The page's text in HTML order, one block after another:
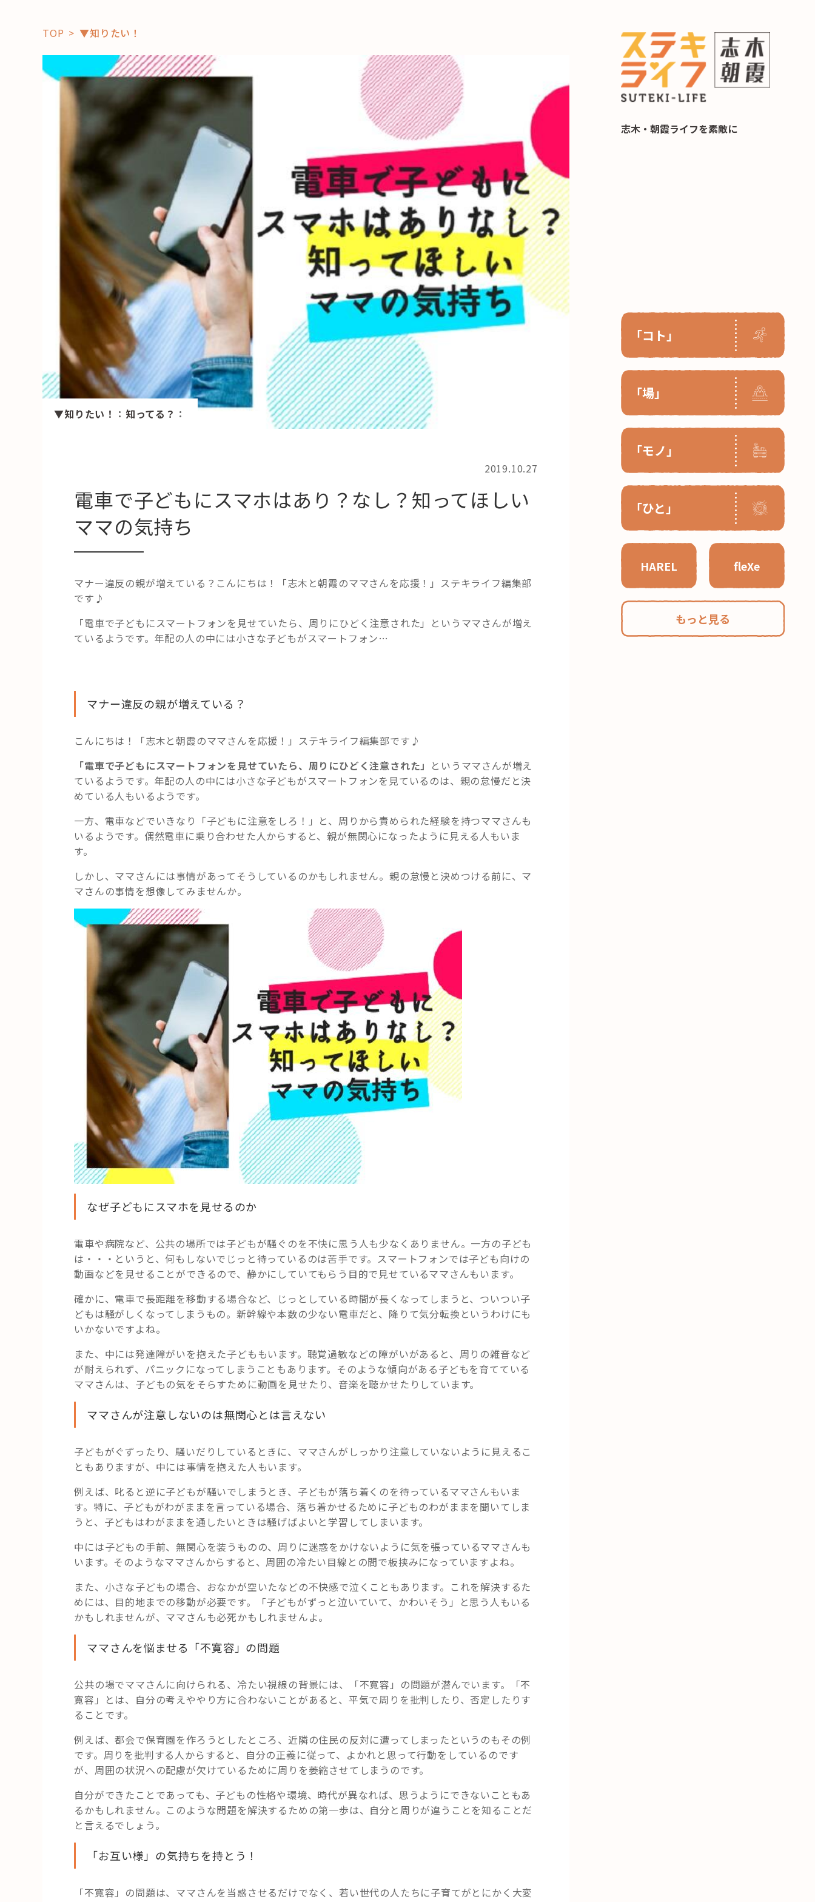
志木・朝霞ライフを素敵に
「コト」
「場」
「モノ」
「ひと」
HAREL fleXe
もっと見る
子育て
暮らし
学び・教育
「場」
HAREL
HAREL
活用事例
「モノ」
fleXe リノベ事例
「ひと」
これからの暮らし 住み替え相談
記事検索
TOP ▼知りたい！
▼知りたい！ ： 知ってる？ ：
2019.10.27
電車で子どもにスマホはあり？なし？知ってほしい
ママの気持ち
マナー違反の親が増えている？こんにちは！「志木と朝霞のママさんを応援！」ステキライフ編集部
です♪
「電車で子どもにスマートフォンを見せていたら、周りにひどく注意された」というママさんが増え
ているようです。年配の人の中には小さな子どもがスマートフォン…
マナー違反の親が増えている？
こんにちは！「志木と朝霞のママさんを応援！」ステキライフ編集部です♪
「電車で子どもにスマートフォンを見せていたら、周りにひどく注意された」 というママさんが増え
ているようです。年配の人の中には小さな子どもがスマートフォンを見ているのは、親の怠慢だと決
めている人もいるようです。
一方、電車などでいきなり「子どもに注意をしろ！」と、周りから責められた経験を持つママさんも
いるようです。偶然電車に乗り合わせた人からすると、親が無関心になったように見える人もいま
す。
しかし、ママさんには事情があってそうしているのかもしれません。親の怠慢と決めつける前に、マ
マさんの事情を想像してみませんか。
なぜ子どもにスマホを見せるのか
電車や病院など、公共の場所では子どもが騒ぐのを不快に思う人も少なくありません。一方の子ども
は・・・というと、何もしないでじっと待っているのは苦手です。スマートフォンでは子ども向けの
動画などを見せることができるので、静かにしていてもらう目的で見せているママさんもいます。
確かに、電車で長距離を移動する場合など、じっとしている時間が長くなってしまうと、ついつい子
どもは騒がしくなってしまうもの。新幹線や本数の少ない電車だと、降りて気分転換というわけにも
いかないですよね。
また、中には発達障がいを抱えた子どももいます。聴覚過敏などの障がいがあると、周りの雑音など
が耐えられず、パニックになってしまうこともあります。そのような傾向がある子どもを育てている
ママさんは、子どもの気をそらすために動画を見せたり、音楽を聴かせたりしています。
ママさんが注意しないのは無関心とは言えない
子どもがぐずったり、騒いだりしているときに、ママさんがしっかり注意していないように見えるこ
ともありますが、中には事情を抱えた人もいます。
例えば、叱ると逆に子どもが騒いでしまうとき、子どもが落ち着くのを待っているママさんもいま
す。特に、子どもがわがままを言っている場合、落ち着かせるために子どものわがままを聞いてしま
うと、子どもはわがままを通したいときは騒げばよいと学習してしまいます。
中には子どもの手前、無関心を装うものの、周りに迷惑をかけないように気を張っているママさんも
います。そのようなママさんからすると、周囲の冷たい目線との間で板挟みになっていますよね。
また、小さな子どもの場合、おなかが空いたなどの不快感で泣くこともあります。これを解決するた
めには、目的地までの移動が必要です。「子どもがずっと泣いていて、かわいそう」と思う人もいる
かもしれませんが、ママさんも必死かもしれませんよ。
ママさんを悩ませる「不寛容」の問題
公共の場でママさんに向けられる、冷たい視線の背景には、「不寛容」の問題が潜んでいます。「不
寛容」とは、自分の考えややり方に合わないことがあると、平気で周りを批判したり、否定したりす
ることです。
例えば、都会で保育園を作ろうとしたところ、近隣の住民の反対に遭ってしまったというのもその例
です。周りを批判する人からすると、自分の正義に従って、よかれと思って行動をしているのです
が、周囲の状況への配慮が欠けているために周りを萎縮させてしまうのです。
自分ができたことであっても、子どもの性格や環境、時代が異なれば、思うようにできないこともあ
るかもしれません。このような問題を解決するための第一歩は、自分と周りが違うことを知ることだ
と言えるでしょう。
「お互い様」の気持ちを持とう！
「不寛容」の問題は、ママさんを当惑させるだけでなく、若い世代の人たちに子育てがとにかく大変